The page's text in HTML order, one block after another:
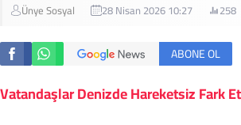
Ünye Sosyal 28 Nisan 2026 10:27 258
ABONE OL
Vatandaşlar Denizde Hareketsiz Fark